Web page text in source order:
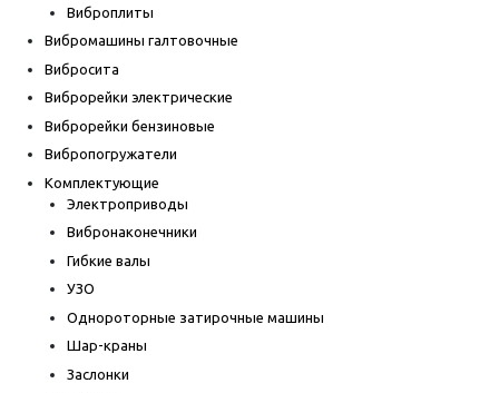
Виброплиты
Вибромашины галтовочные
Вибросита
Виброрейки электрические
Виброрейки бензиновые
Вибропогружатели
Комплектующие
Электроприводы
Вибронаконечники
Гибкие валы
УЗО
Однороторные затирочные машины
Шар-краны
Заслонки